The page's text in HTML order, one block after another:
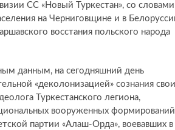
СС «Новый Туркестан», со словами
на Черниговщине и в
восстания польского народа
данным, на сегодняшний день
«деколонизацией» сознания
Туркестанского легиона,
вооруженных формирований
партии «Алаш-Орда», воевавших в